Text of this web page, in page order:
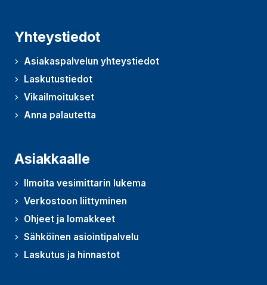
Yhteystiedot
Asiakaspalvelun yhteystiedot
Laskutustiedot
Vikailmoitukset
Anna palautetta
(Avautuu uudessa ikkunassa)
Asiakkaalle
Ilmoita vesimittarin lukema
Verkostoon liittyminen
Ohjeet ja lomakkeet
Sähköinen asiointipalvelu
Laskutus ja hinnastot